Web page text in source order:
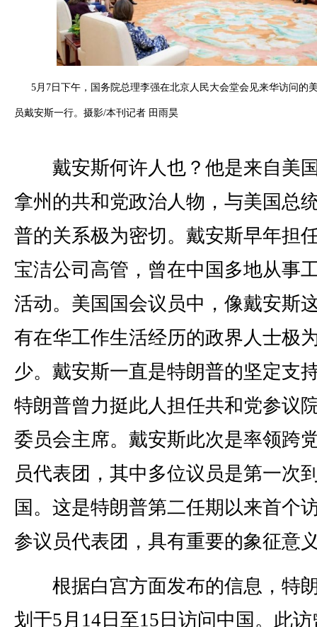
5月7日下午，国务院总理李强在北京人民大会堂会见来华访问的
员戴安斯一行。摄影/本刊记者 田雨昊
戴安斯何许人也？他是来自美
拿州的共和党政治人物，与美国总
普的关系极为密切。戴安斯早年担
宝洁公司高管，曾在中国多地从事
活动。美国国会议员中，像戴安斯
有在华工作生活经历的政界人士极
少。戴安斯一直是特朗普的坚定支
特朗普曾力挺此人担任共和党参议
委员会主席。戴安斯此次是率领跨
员代表团，其中多位议员是第一次
国。这是特朗普第二任期以来首个
参议员代表团，具有重要的象征意
根据白宫方面发布的信息，特
划于5月14日至15日访问中国。此访